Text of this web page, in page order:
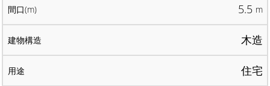
5.5 m
木造
住宅